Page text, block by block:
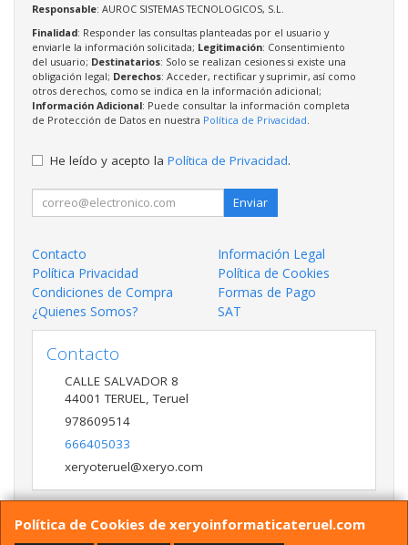
Política de Cookies de xeryoinformaticateruel.com
Responsable: AUROC SISTEMAS TECNOLOGICOS, S.L.
Finalidad: Responder las consultas planteadas por el usuario y
enviarle la información solicitada; Legitimación: Consentimiento
del usuario; Destinatarios: Solo se realizan cesiones si existe una
obligación legal; Derechos: Acceder, rectificar y suprimir, así como
otros derechos, como se indica en la información adicional;
Información Adicional: Puede consultar la información completa
de Protección de Datos en nuestra Política de Privacidad.
He leído y acepto la Política de Privacidad.
Enviar
Contacto
Información Legal
Política Privacidad
Política de Cookies
Condiciones de Compra
Formas de Pago
¿Quienes Somos?
SAT
Contacto
CALLE SALVADOR 8
44001 TERUEL,Teruel
978609514
666405033
xeryoteruel@xeryo.com
Horario